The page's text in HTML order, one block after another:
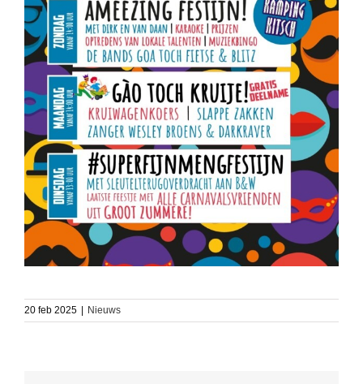
20 feb 2025 Nieuws